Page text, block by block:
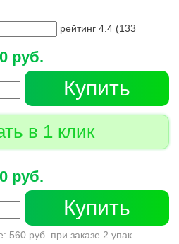
рейтинг 4.4 (133
руб.
Купить
в 1 клик
руб.
Купить
560 руб. при заказе 2 упак.